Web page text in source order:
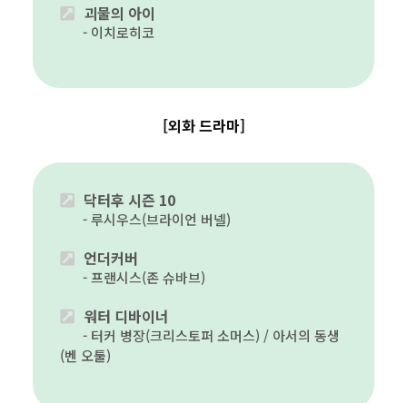
괴물의 아이
이치로히코
[외화 드라마]
닥터후 시즌 10
루시우스(브라이언 버넬)
언더커버
프랜시스(존 슈바브)
워터 디바이너
터커 병장(크리스토퍼 소머스) / 아서의 동생
(벤 오툴)